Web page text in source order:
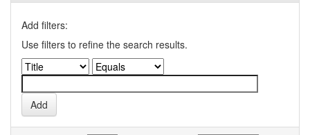
Add filters:
Use filters to refine the search results.